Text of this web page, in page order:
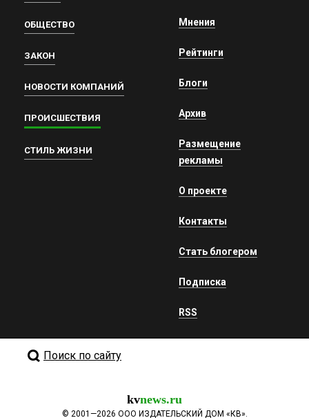
ОБЩЕСТВО
ЗАКОН
НОВОСТИ КОМПАНИЙ
ПРОИСШЕСТВИЯ
СТИЛЬ ЖИЗНИ
Мнения
Рейтинги
Блоги
Архив
Размещение
рекламы
О проекте
Контакты
Стать блогером
Подписка
RSS
Поиск по сайту
kvnews.ru
© 2001—2026 ООО ИЗДАТЕЛЬСКИЙ ДОМ «КВ».